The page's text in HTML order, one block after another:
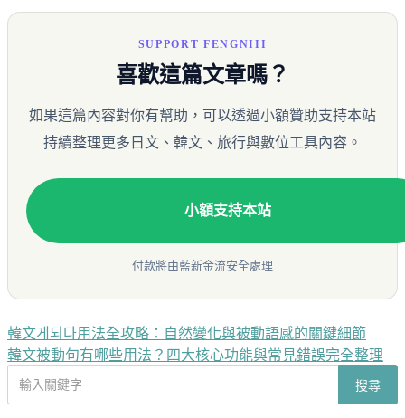
SUPPORT FENGNIII
喜歡這篇文章嗎？
如果這篇內容對你有幫助，可以透過小額贊助支持本站
持續整理更多日文、韓文、旅行與數位工具內容。
小額支持本站
付款將由藍新金流安全處理
文
章
導
韓文게되다用法全攻略：自然變化與被動語感的關鍵細節
韓文被動句有哪些用法？四大核心功能與常見錯誤完全整理
搜尋